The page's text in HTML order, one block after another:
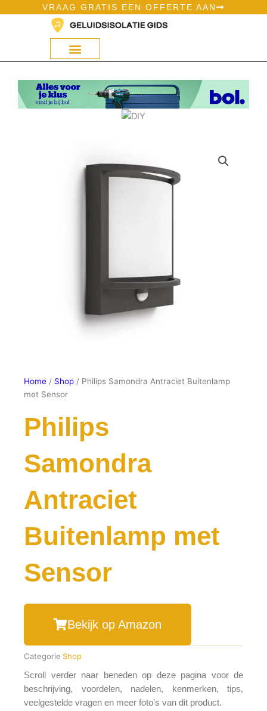
VRAAG GRATIS EEN OFFERTE AAN
Home / Shop / Philips Samondra Antraciet Buitenlamp
met Sensor
Philips
Samondra
Antraciet
Buitenlamp met
Sensor
Bekijk op Amazon
Categorie Shop
Scroll verder naar beneden op deze pagina voor de
beschrijving, voordelen, nadelen, kenmerken, tips,
veelgestelde vragen en meer foto’s van dit product.